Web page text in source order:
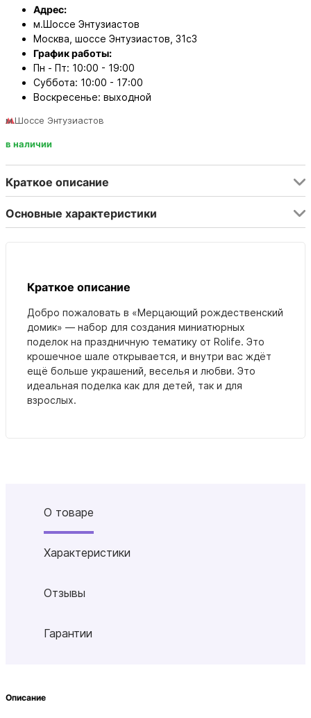
Адрес:
м.Шоссе Энтузиастов
Москва, шоссе Энтузиастов, 31с3
График работы:
Пн - Пт: 10:00 - 19:00
Суббота: 10:00 - 17:00
Воскресенье: выходной
м.Шоссе Энтузиастов
в наличии
Краткое описание
Основные характеристики
Краткое описание
Добро пожаловать в «Мерцающий рождественский
домик» — набор для создания миниатюрных
поделок на праздничную тематику от Rolife. Это
крошечное шале открывается, и внутри вас ждёт
ещё больше украшений, веселья и любви. Это
идеальная поделка как для детей, так и для
взрослых.
О товаре
Характеристики
Отзывы
Гарантии
Описание